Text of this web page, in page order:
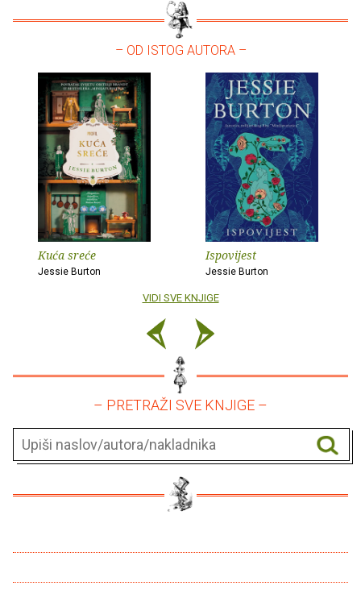
– OD ISTOG AUTORA –
Kuća sreće
Jessie Burton
Ispovijest
Jessie Burton
VIDI SVE KNJIGE
– PRETRAŽI SVE KNJIGE –